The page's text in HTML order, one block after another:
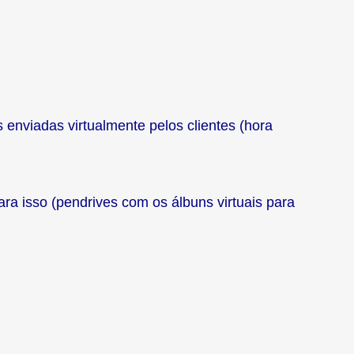
virtualmente pelos clientes (hora
isso (pendrives com os álbuns virtuais para